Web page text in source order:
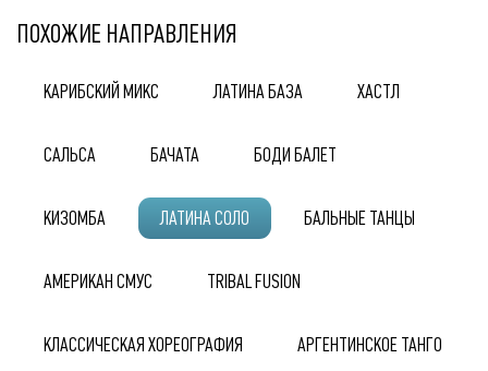
ПОХОЖИЕ НАПРАВЛЕНИЯ
КАРИБСКИЙ МИКС ЛАТИНА БАЗА ХАСТЛ
САЛЬСА БАЧАТА БОДИ БАЛЕТ
КИЗОМБА ЛАТИНА СОЛО БАЛЬНЫЕ ТАНЦЫ
АМЕРИКАН СМУС TRIBAL FUSION
КЛАССИЧЕСКАЯ ХОРЕОГРАФИЯ АРГЕНТИНСКОЕ ТАНГО